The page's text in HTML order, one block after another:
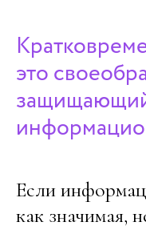
это
Если
как значимая,